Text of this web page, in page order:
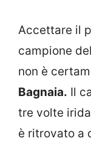
Accettare il
campione
non è
Bagnaia. Il
tre volte
è ritrovato a